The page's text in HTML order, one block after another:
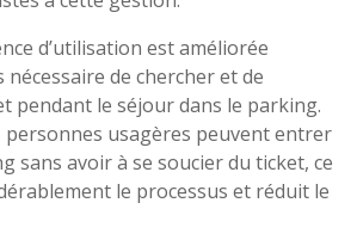
d’utilisation est améliorée
nécessaire de chercher et de
pendant le séjour dans le parking.
personnes usagères peuvent entrer
sans avoir à se soucier du ticket, ce
le processus et réduit le